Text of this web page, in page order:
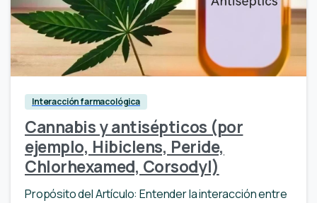
Interacción farmacológica
Cannabis y antisépticos (por
ejemplo, Hibiclens, Peride,
Chlorhexamed, Corsodyl)
Propósito del Artículo: Entender la interacción entre